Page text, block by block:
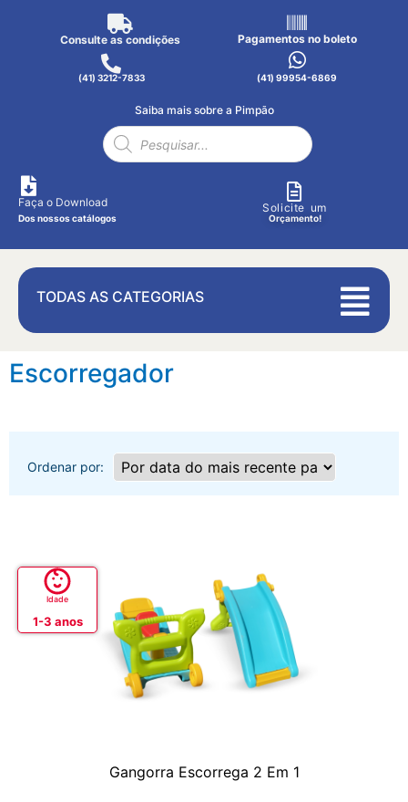
Consulte as condições Pagamentos no boleto
(41) 3212-7833 (41) 99954-6869
Saiba mais sobre a Pimpão
Faça o Download
Dos nossos catálogos
Solicite um
Orçamento!
TODAS AS CATEGORIAS
Escorregador
Ordenar por:
Idade
1-3 anos
Gangorra Escorrega 2 Em 1